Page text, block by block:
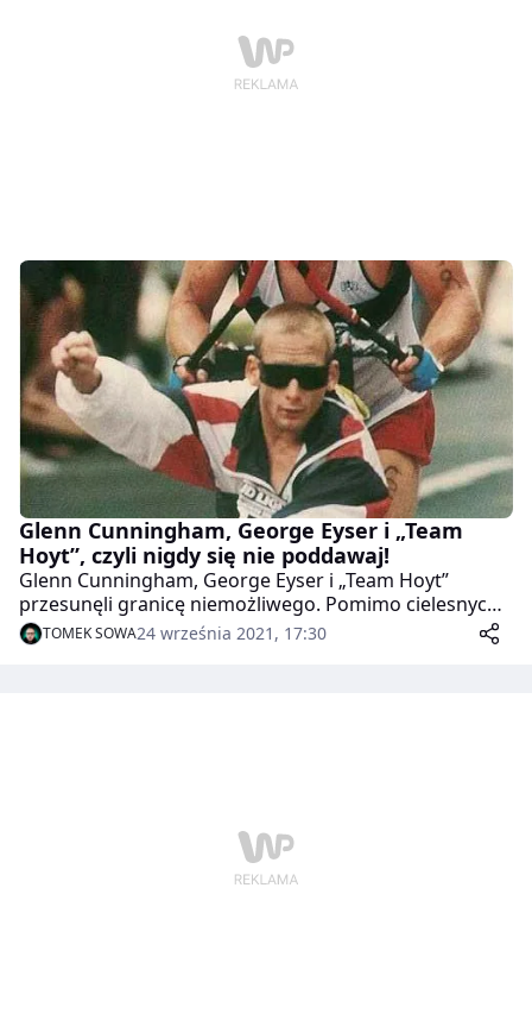
Glenn Cunningham, George Eyser i „Team
Hoyt”, czyli nigdy się nie poddawaj!
Glenn Cunningham, George Eyser i „Team Hoyt”
przesunęli granicę niemożliwego. Pomimo cielesnych
niedoskonałości potrafili wspiąć się na sportowy
szczyt i inspirować otoczenie.
TOMEK SOWA24 września 2021, 17:30